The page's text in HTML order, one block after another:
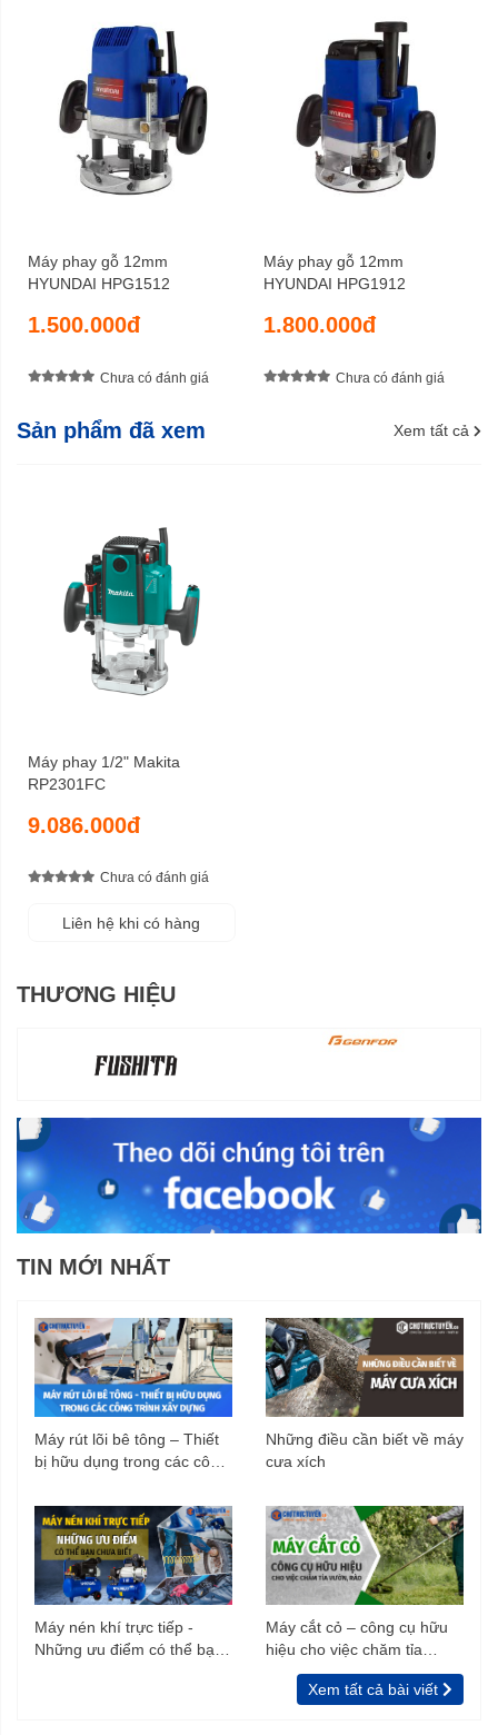
Máy phay gỗ 12mm
HYUNDAI HPG1512
1.500.000đ
Chưa có đánh giá
Máy phay gỗ 12mm
HYUNDAI HPG1912
1.800.000đ
Chưa có đánh giá
Sản phẩm đã xem Xem tất cả
Máy phay 1/2" Makita
RP2301FC
9.086.000đ
Chưa có đánh giá
Liên hệ khi có hàng
THƯƠNG HIỆU
TIN MỚI NHẤT
Máy rút lõi bê tông – Thiết
bị hữu dụng trong các công
Những điều cần biết về máy
cưa xích
Máy nén khí trực tiếp -
Những ưu điểm có thể bạn
Máy cắt cỏ – công cụ hữu
hiệu cho việc chăm tỉa
vườn, rào
Xem tất cả bài viết